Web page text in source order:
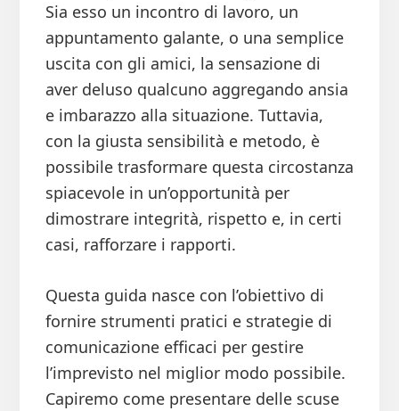
Sia esso un incontro di lavoro, un
appuntamento galante, o una semplice
uscita con gli amici, la sensazione di
aver deluso qualcuno aggregando ansia
e imbarazzo alla situazione. Tuttavia,
con la giusta sensibilità e metodo, è
possibile trasformare questa circostanza
spiacevole in un’opportunità per
dimostrare integrità, rispetto e, in certi
casi, rafforzare i rapporti.
Questa guida nasce con l’obiettivo di
fornire strumenti pratici e strategie di
comunicazione efficaci per gestire
l’imprevisto nel miglior modo possibile.
Capiremo come presentare delle scuse